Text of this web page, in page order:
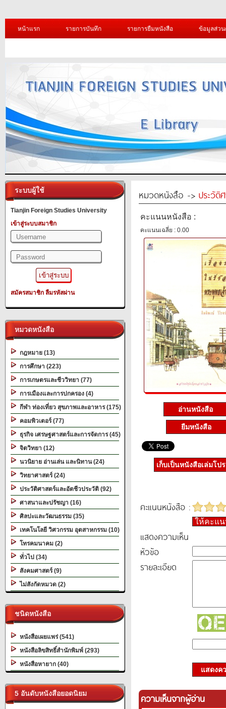
หน้าแรก รายการบันทึก รายการยืมหนังสือ ข้อมูลส่ว
ระบบผู้ใช้
Tianjin Foreign Studies University
เข้าสู่ระบบสมาชิก
สมัครสมาชิก ลืมรหัสผ่าน
หมวดหนังสือ
กฎหมาย (13)
การศึกษา (223)
การเกษตรและชีววิทยา (77)
การเมืองและการปกครอง (4)
กีฬา ท่องเที่ยว สุขภาพและอาหาร (175)
คอมพิวเตอร์ (77)
ธุรกิจ เศรษฐศาสตร์และการจัดการ (45)
จิตวิทยา (12)
นวนิยาย อ่านเล่น และนิทาน (24)
วิทยาศาสตร์ (24)
ประวัติศาสตร์และอัตชีวประวัติ (92)
ศาสนาและปรัชญา (16)
ศิลปะและวัฒนธรรม (35)
เทคโนโลยี วิศวกรรม อุตสาหกรรม (10)
โทรคมนาคม (2)
ทั่วไป (34)
สังคมศาสตร์ (9)
ไม่สังกัดหมวด (2)
ชนิดหนังสือ
หนังสือเผยแพร่ (541)
หนังสือลิขสิทธิ์สำนักพิมพ์ (293)
หนังสือหายาก (40)
5 อันดับหนังสือยอดนิยม
หมวดหนังสือ -> ประวัติ
คะแนนหนังสือ :
คะแนนเฉลี่ย : 0.00
อ่านหนังสือ
ยืมหนังสือ
เก็บเป็นหนังสือเล่มโป
คะแนนหนังสือ :
ให้คะแ
แสดงความเห็น
หัวข้อ
รายละเอียด
แสดงค
ความเห็นจากผู้อ่าน